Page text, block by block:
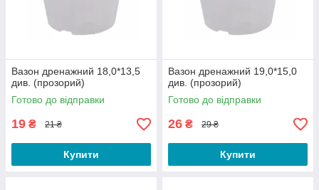
Вазон дренажний 18,0*13,5
див. (прозорий)
Готово до відправки
19 ₴ 21 ₴
Купити
Вазон дренажний 19,0*15,0
див. (прозорий)
Готово до відправки
26 ₴ 29 ₴
Купити